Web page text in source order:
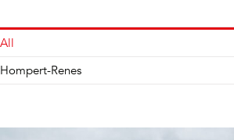
All
Hompert-Renes